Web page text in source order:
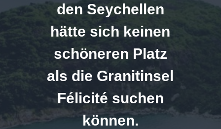
den Seychellen
hätte sich keinen
schöneren Platz
als die Granitinsel
Félicité suchen
können.